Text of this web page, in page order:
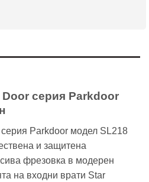
серия Parkdoor
Parkdoor модел SL218
и защитена
фрезовка в модерен
на входни врати Star